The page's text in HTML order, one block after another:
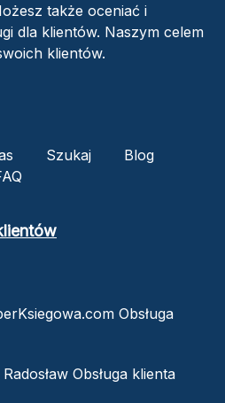
także oceniać i
dla klientów. Naszym celem
klientów.
Szukaj
Blog
Obsługa
Obsługa klienta